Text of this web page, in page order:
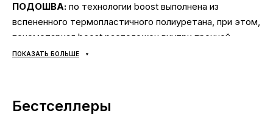
ПОДОШВА: по технологии boost выполнена из
вспененного термопластичного полиуретана, при этом,
пенометариал boost расположен внутри прочной
резиновой подметки;
ошибочно полагают, что товар производится в других
странах. Это не так).
ПОКАЗАТЬ БОЛЬШЕ
Бестселлеры